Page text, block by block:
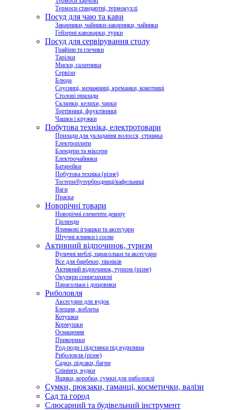
Термоси стандартні, термокухлі
Посуд для чаю та кави
Заварники, чайники-заварники, чайники
Гейзерні кавоварки, турки
Посуд для сервірування столу
Графіни та глечики
Тарілки
Миски, салатники
Сервізи
Блюда
Соусниці, менажниці, креманки, кокотниці
Столові прилади
Склянки, келихи, чарки
Тортівниці, фруктівниці
Чашки і кружки
Побутова техніка, електротовари
Прилади для укладання волосся, стрижка
Електроплити
Блендери та міксери
Електрочайники
Батарейки
Побутова техніка (різне)
Тостери/бутербродниці/вафельниці
Ваги
Праска
Новорічні товари
Новорічні елементи декору
Гірлянди
Ялинкові іграшки та аксесуари
Штучні ялинки і сосни
Активний відпочинок, туризм
Вуличні меблі, парасольки та аксесуари
Все для барбекю, пікніків
Активний відпочинок, туризм (різне)
Окуляри сонцезахисні
Парасольки і дощовики
Риболовля
Аксесуари для вудок
Блешня, воблера
Котушки
Кормушки
Оснащення
Прикормки
Род-поди і підставки під вудилища
Риболовля (різне)
Садки, підсаки, багри
Спінінги, вудки
Ящики, коробки, сумки для риболовлі
Сумки, рюкзаки, гаманці, косметички, валізи
Сад та город
Слюсарний та будівельний інструмент